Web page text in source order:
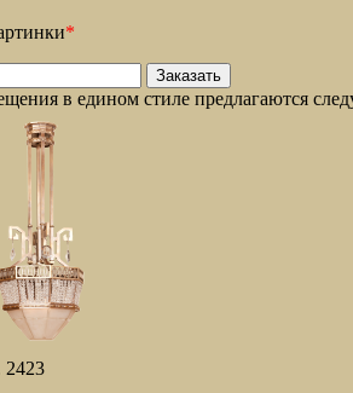
*
в едином стиле предлагаются
2423